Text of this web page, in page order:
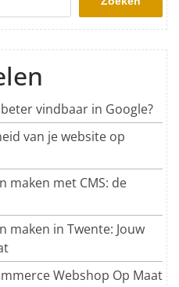
vindbaar in Google?
van je website op
maken met CMS: de
maken in Twente: Jouw
Webshop Op Maat